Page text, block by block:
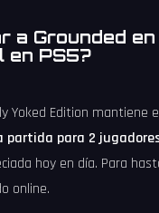
a Grounded
en PS5?
Yoked Edition mantiene
partida para 2
hoy en día. Para
online.